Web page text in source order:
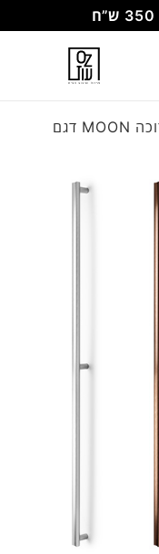
350 ש”ח
ידית ארוכה MOON דגם